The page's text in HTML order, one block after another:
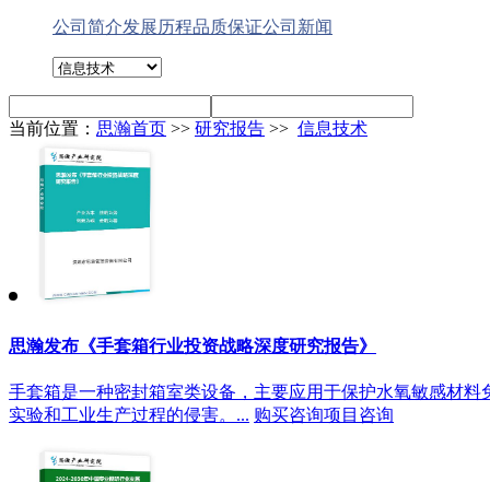
公司简介发展历程品质保证公司新闻
当前位置： 思瀚首页 >> 研究报告 >> 信息技术
思瀚发布《手套箱行业投资战略深度研究报告》
手套箱是一种密封箱室类设备，主要应用于保护水氧敏感材
实验和工业生产过程的侵害。... 购买咨询项目咨询